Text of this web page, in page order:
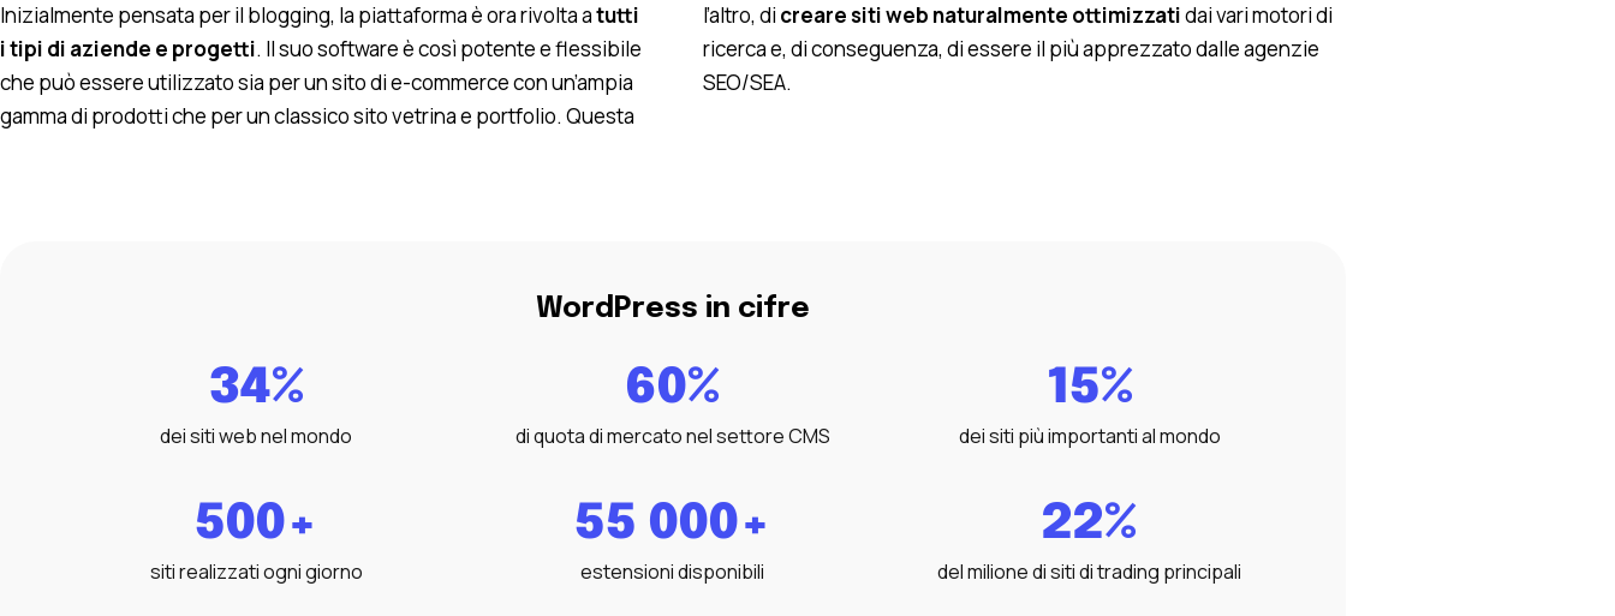
Inizialmente pensata per il blogging, la piattaforma è ora rivolta atutti
i tipi di aziende e progetti. Il suo software è così potente e flessibile
che può essere utilizzato sia per un sito di e-commerce con un’ampia
gamma di prodotti che per un classico sito vetrina e portfolio. Questa
l’altro, di creare siti web naturalmente ottimizzatidai vari motori di
ricerca e, di conseguenza, di essere il più apprezzato dalle agenzie
SEO/SEA.
WordPress in cifre
34%
dei siti web nel mondo
60%
di quota di mercato nel settore CMS
15%
dei siti più importanti al mondo
500+
siti realizzati ogni giorno
55 000+
estensioni disponibili
22%
del milione di siti di trading principali